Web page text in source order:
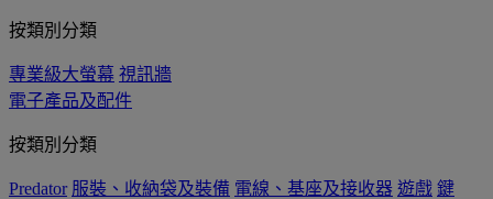
按類別分類
專業級大螢幕 視訊牆
電子產品及配件
按類別分類
Predator 服裝、收納袋及裝備 電線、基座及接收器 遊戲 鍵